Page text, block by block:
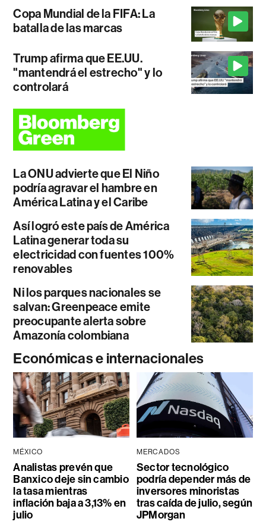
Copa Mundial de la FIFA: La
batalla de las marcas
Trump afirma que EE.UU.
"mantendrá el estrecho" y lo
controlará
La ONU advierte que El Niño
podría agravar el hambre en
América Latina y el Caribe
Así logró este país de América
Latina generar toda su
electricidad con fuentes 100%
renovables
Ni los parques nacionales se
salvan: Greenpeace emite
preocupante alerta sobre
Amazonía colombiana
Económicas e internacionales
MÉXICO
Analistas prevén que
Banxico deje sin cambio
la tasa mientras
inflación baja a 3,13% en
julio
MERCADOS
Sector tecnológico
podría depender más de
inversores minoristas
tras caída de julio, según
JPMorgan